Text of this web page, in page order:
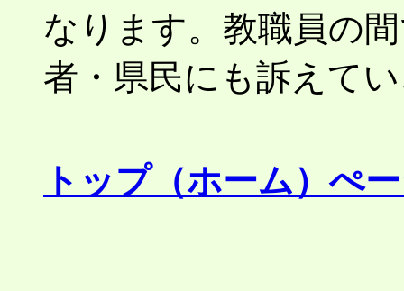
なります。教職員の
者・県民にも訴えて
トップ（ホーム）ぺ